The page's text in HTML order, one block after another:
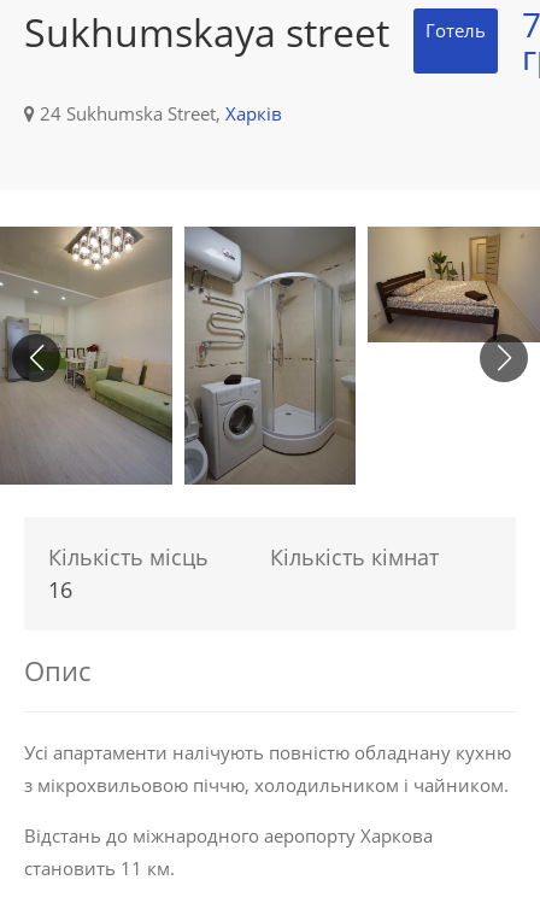
Sukhumskaya street Готель
24 Sukhumska Street, Харків
Кількість місць
16
Кількість кімнат
Опис
Усі апартаменти налічують повністю обладнану кухню
з мікрохвильовою піччю, холодильником і чайником.
Відстань до міжнародного аеропорту Харкова
становить 11 км.